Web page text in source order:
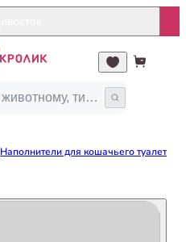
Наполнители для кошачьего туалета/